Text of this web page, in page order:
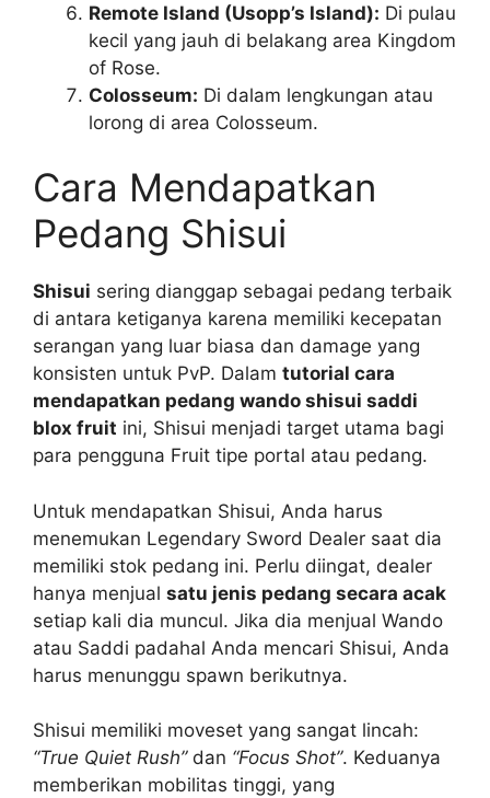
Remote Island (Usopp’s Island): Di pulau
kecil yang jauh di belakang area Kingdom
of Rose.
Colosseum: Di dalam lengkungan atau
lorong di area Colosseum.
Cara Mendapatkan
Pedang Shisui
Shisui sering dianggap sebagai pedang terbaik
di antara ketiganya karena memiliki kecepatan
serangan yang luar biasa dan damage yang
konsisten untuk PvP. Dalam tutorial cara
mendapatkan pedang wando shisui saddi
blox fruit ini, Shisui menjadi target utama bagi
para pengguna Fruit tipe portal atau pedang.
Untuk mendapatkan Shisui, Anda harus
menemukan Legendary Sword Dealer saat dia
memiliki stok pedang ini. Perlu diingat, dealer
hanya menjual satu jenis pedang secara acak
setiap kali dia muncul. Jika dia menjual Wando
atau Saddi padahal Anda mencari Shisui, Anda
harus menunggu spawn berikutnya.
Shisui memiliki moveset yang sangat lincah:
“True Quiet Rush”dan “Focus Shot”. Keduanya
memberikan mobilitas tinggi, yang